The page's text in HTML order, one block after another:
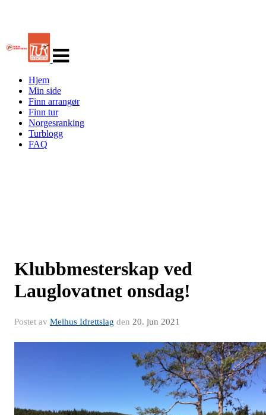
navigasjon
Hjem
Min side
Finn arrangør
Finn tur
Norgesranking
Turblogg
FAQ
Klubbmesterskap ved
Lauglovatnet onsdag!
Postet av Melhus Idrettslag den 20. jun 2021